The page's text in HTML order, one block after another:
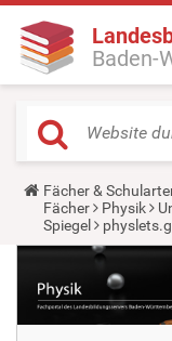
Baden-
Y
o
u
a
h
e
r
Fächer &
Fächer
Physik
Spiegel